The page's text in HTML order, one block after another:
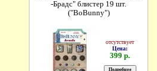
-Брадс" блистер 19 шт.
("BoBunny")
отсутствует
Цена:
399 р.